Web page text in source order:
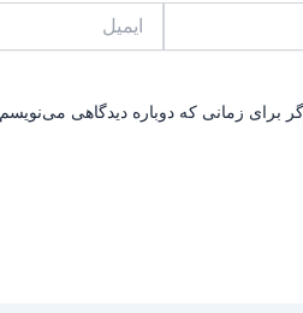
برای زمانی که دوباره دیدگاهی می‌نویسم.